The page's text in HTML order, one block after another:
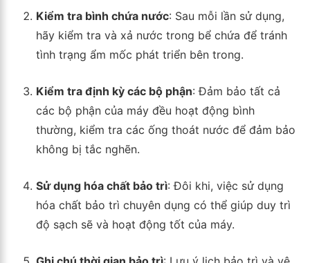
Kiểm tra bình chứa nước: Sau mỗi lần sử dụng,
hãy kiểm tra và xả nước trong bể chứa để tránh
tình trạng ẩm mốc phát triển bên trong.
Kiểm tra định kỳ các bộ phận: Đảm bảo tất cả
các bộ phận của máy đều hoạt động bình
thường, kiểm tra các ống thoát nước để đảm bảo
không bị tắc nghẽn.
Sử dụng hóa chất bảo trì: Đôi khi, việc sử dụng
hóa chất bảo trì chuyên dụng có thể giúp duy trì
độ sạch sẽ và hoạt động tốt của máy.